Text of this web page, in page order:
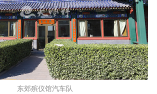
东郊殡仪馆汽车队